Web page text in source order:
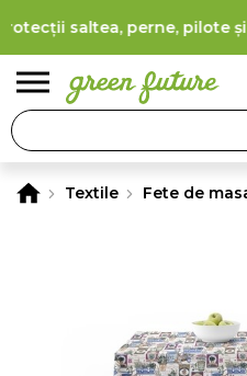
saltea, perne, pilote și
Textile Fete de